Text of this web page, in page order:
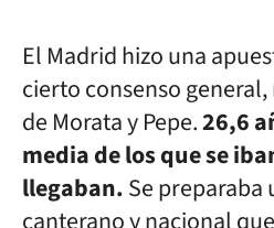
El Madrid hizo una
cierto consenso
de Morata y Pepe.26,6
media de los que se
llegaban.Se preparaba